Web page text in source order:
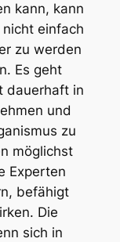
kann, kann
einfach
zu werden
Es geht
dauerhaft in
und
zu
möglichst
Experten
befähigt
Die
sich in